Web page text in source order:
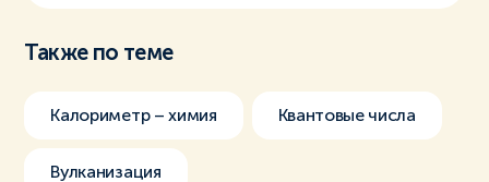
Также по теме
Калориметр – химия Квантовые числа
Вулканизация